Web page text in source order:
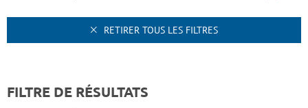
RETIRER TOUS LES FILTRES
FILTRE DE RÉSULTATS